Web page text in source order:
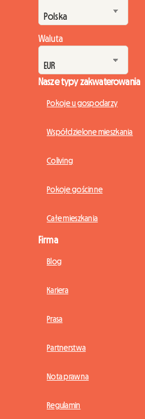
Waluta
Nasze typy zakwaterowania
Pokoje u gospodarzy
Współdzielone mieszkania
Coliving
Pokoje gościnne
Całe mieszkania
Firma
Blog
Kariera
Prasa
Partnerstwa
Nota prawna
Regulamin